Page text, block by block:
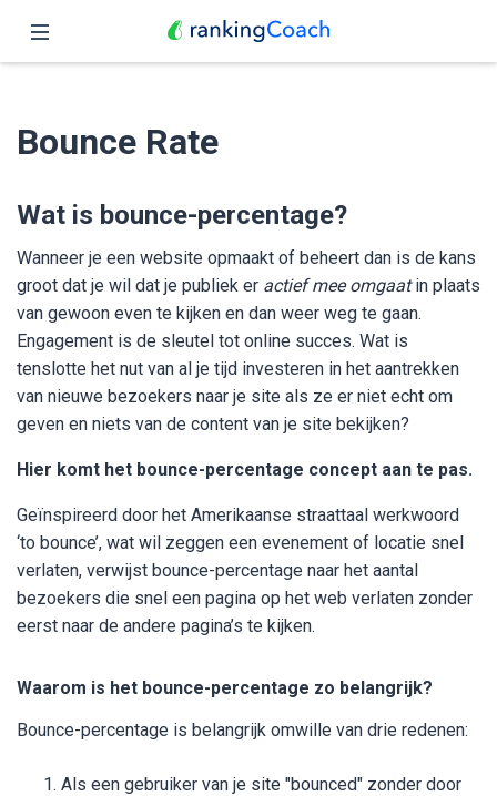
Functies
Prijzen
Partners
Blog
Nederlands
Bounce Rate
Wat is bounce-percentage?
Wanneer je een website opmaakt of beheert dan is de kans
groot dat je wil dat je publiek er actief mee omgaatin plaats
van gewoon even te kijken en dan weer weg te gaan.
Engagement is de sleutel tot online succes. Wat is
tenslotte het nut van al je tijd investeren in het aantrekken
van nieuwe bezoekers naar je site als ze er niet echt om
geven en niets van de content van je site bekijken?
Hier komt het bounce-percentage concept aan te pas.
Geïnspireerd door het Amerikaanse straattaal werkwoord
‘to bounce’, wat wil zeggen een evenement of locatie snel
verlaten, verwijst bounce-percentage naar het aantal
bezoekers die snel een pagina op het web verlaten zonder
eerst naar de andere pagina’s te kijken.
Waarom is het bounce-percentage zo belangrijk?
Bounce-percentage is belangrijk omwille van drie redenen:
Als een gebruiker van je site "bounced" zonder door